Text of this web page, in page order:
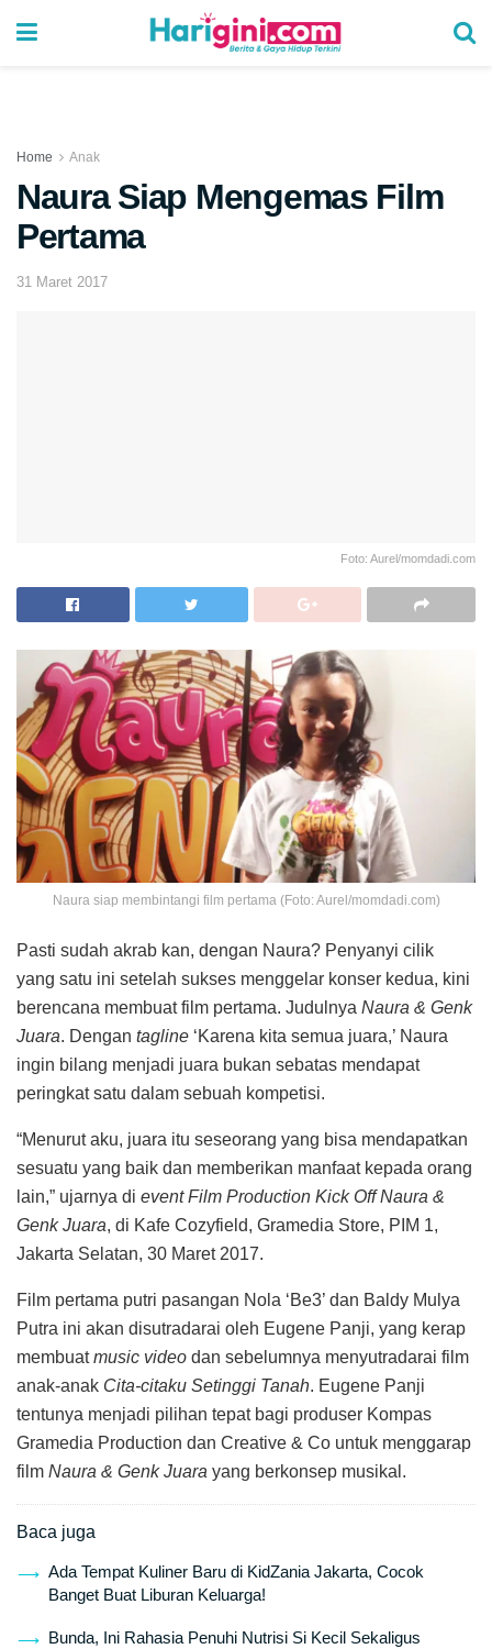
Home Anak
Naura Siap Mengemas Film
Pertama
31 Maret 2017
Foto: Aurel/momdadi.com
Naura siap membintangi film pertama (Foto: Aurel/momdadi.com)
Pasti sudah akrab kan, dengan Naura? Penyanyi cilik
yang satu ini setelah sukses menggelar konser kedua, kini
berencana membuat film pertama. Judulnya Naura & Genk
Juara. Dengan tagline ‘Karena kita semua juara,’ Naura
ingin bilang menjadi juara bukan sebatas mendapat
peringkat satu dalam sebuah kompetisi.
“Menurut aku, juara itu seseorang yang bisa mendapatkan
sesuatu yang baik dan memberikan manfaat kepada orang
lain,” ujarnya di event Film Production Kick Off Naura &
Genk Juara, di Kafe Cozyfield, Gramedia Store, PIM 1,
Jakarta Selatan, 30 Maret 2017.
Film pertama putri pasangan Nola ‘Be3’ dan Baldy Mulya
Putra ini akan disutradarai oleh Eugene Panji, yang kerap
membuatmusic video dan sebelumnya menyutradarai film
anak-anak Cita-citaku Setinggi Tanah. Eugene Panji
tentunya menjadi pilihan tepat bagi produser Kompas
Gramedia Production dan Creative & Co untuk menggarap
film Naura & Genk Juara yang berkonsep musikal.
Baca juga
Ada Tempat Kuliner Baru di KidZania Jakarta, Cocok
Banget Buat Liburan Keluarga!
Bunda, Ini Rahasia Penuhi Nutrisi Si Kecil Sekaligus